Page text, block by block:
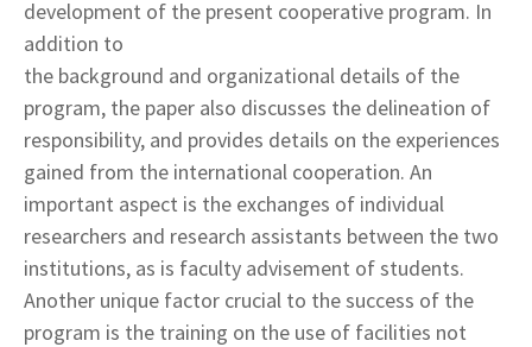
development of the present cooperative program. In
addition to
the background and organizational details of the
program, the paper also discusses the delineation of
responsibility, and provides details on the experiences
gained from the international cooperation. An
important aspect is the exchanges of individual
researchers and research assistants between the two
institutions, as is faculty advisement of students.
Another unique factor crucial to the success of the
program is the training on the use of facilities not